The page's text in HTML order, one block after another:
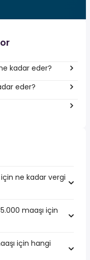
kadar eder?
eder?
ne kadar vergi
maaşı için
için hangi